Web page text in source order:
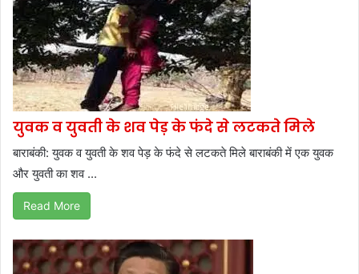
युवक व युवती के शव पेड़ के फंदे से लटकते मिले
बाराबंकी: युवक व युवती के शव पेड़ के फंदे से लटकते मिले बाराबंकी में एक युवक
और युवती का शव ...
Read More